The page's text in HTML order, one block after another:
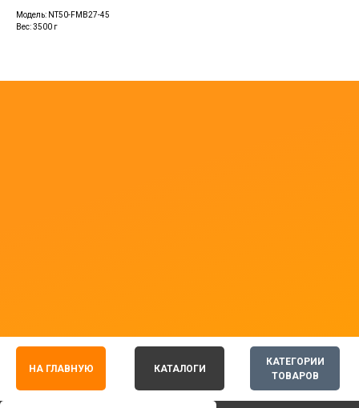
Модель: NT50-FMB27-45
Вес: 3500 г
КАТЕГОРИИ
ТОВАРОВ
НА ГЛАВНУЮ КАТАЛОГИ